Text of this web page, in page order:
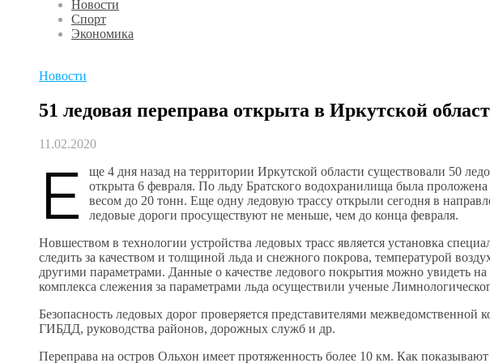
Новости
Спорт
Экономика
Новости
51 ледовая переправа открыта в Иркутской
11.02.2020
Е
ще 4 дня назад на территории Иркутской области существовали 50
открыта 6 февраля. По льду Братского водохранилища была
весом до 20 тонн. Еще одну ледовую трассу открыли сегодня в
ледовые дороги просуществуют не меньше, чем до конца февраля.
Новшеством в технологии устройства ледовых трасс является установка
следить за качеством и толщиной льда и снежного покрова, температурой
другими параметрами. Данные о качестве ледового покрытия можно увидеть
комплекса слежения за параметрами льда осуществили ученые
Безопасность ледовых дорог проверяется представителями межведомственной
ГИБДД, руководства районов, дорожных служб и др.
Переправа на остров Ольхон имеет протяженность более 10 км. Как